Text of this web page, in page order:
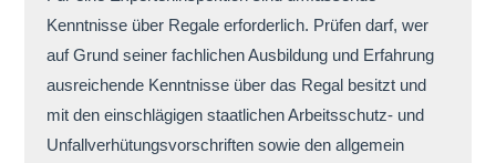
Kenntnisse über Regale erforderlich. Prüfen darf, wer
auf Grund seiner fachlichen Ausbildung und Erfahrung
ausreichende Kenntnisse über das Regal besitzt und
mit den einschlägigen staatlichen Arbeitsschutz- und
Unfallverhütungsvorschriften sowie den allgemein